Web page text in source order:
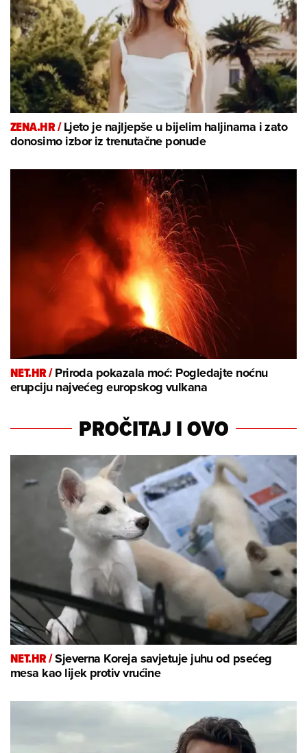
ZENA.HR /Ljeto je najljepše u bijelim haljinama i zato
donosimo izbor iz trenutačne ponude
NET.HR /Priroda pokazala moć: Pogledajte noćnu
erupciju najvećeg europskog vulkana
PROČITAJ I OVO
NET.HR /Sjeverna Koreja savjetuje juhu od psećeg
mesa kao lijek protiv vrućine